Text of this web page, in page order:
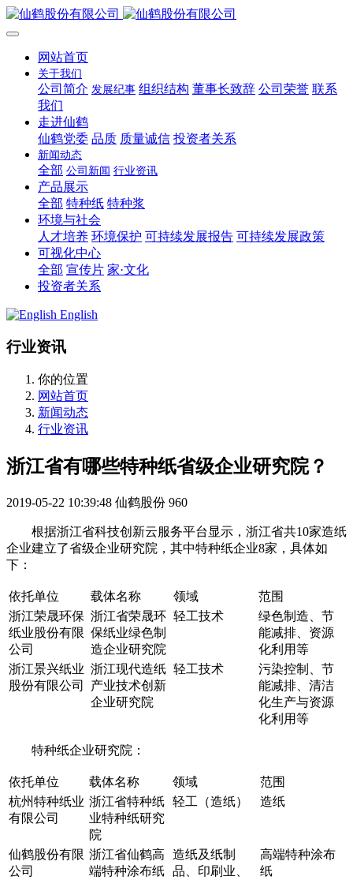
网站首页
关于我们
公司简介 发展纪事 组织结构 董事长致辞 公司荣誉 联系
我们
走进仙鹤
仙鹤党委 品质 质量诚信 投资者关系
新闻动态
全部 公司新闻 行业资讯
产品展示
全部 特种纸 特种浆
环境与社会
人才培养 环境保护 可持续发展报告 可持续发展政策
可视化中心
全部 宣传片 家·文化
投资者关系
English
行业资讯
你的位置
网站首页
新闻动态
行业资讯
浙江省有哪些特种纸省级企业研究院？
2019-05-22 10:39:48 仙鹤股份 960
根据浙江省科技创新云服务平台显示，浙江省共10家造纸
企业建立了省级企业研究院，其中特种纸企业8家，具体如
下：
依托单位 载体名称 领域
范围
浙江荣晟环保
纸业股份有限
公司
浙江省荣晟环
保纸业绿色制
造企业研究院
轻工技术
绿色制造、节
能减排、资源
化利用等
浙江景兴纸业
股份有限公司
浙江现代造纸
产业技术创新
企业研究院
轻工技术
污染控制、节
能减排、清洁
化生产与资源
化利用等
特种纸企业研究院：
依托单位 载体名称 领域
范围
杭州特种纸业
有限公司
浙江省特种纸
业特种纸研究
院
轻工（造纸） 造纸
仙鹤股份有限
公司
浙江省仙鹤高
端特种涂布纸
造纸及纸制
品、印刷业、
高端特种涂布
纸